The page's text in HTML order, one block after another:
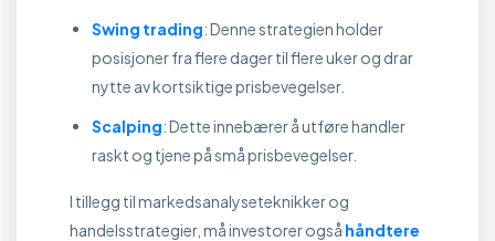
Swing trading: Denne strategien holder
posisjoner fra flere dager til flere uker og drar
nytte av kortsiktige prisbevegelser.
Scalping: Dette innebærer å utføre handler
raskt og tjene på små prisbevegelser.
I tillegg til markedsanalyseteknikker og
handelsstrategier, må investorer også håndtere